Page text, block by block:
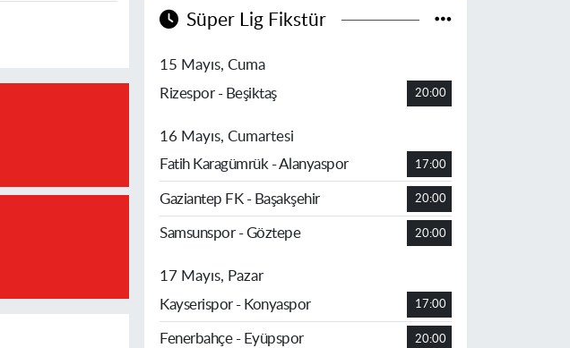
Süper Lig Fikstür
15 Mayıs, Cuma
Rizespor - Beşiktaş
20:00
16 Mayıs, Cumartesi
Fatih Karagümrük - Alanyaspor
17:00
Gaziantep FK - Başakşehir 20:00
Samsunspor - Göztepe 20:00
17 Mayıs, Pazar
Kayserispor - Konyaspor
17:00
Fenerbahçe - Eyüpspor 20:00